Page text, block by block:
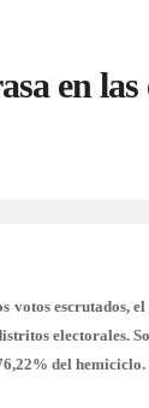
en las
votos escrutados,
electorales.
del hemiciclo.